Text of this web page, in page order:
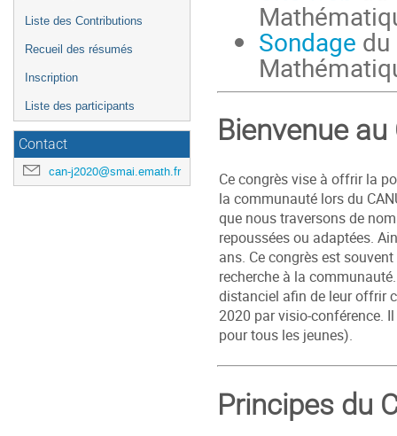
Liste des Contributions
Recueil des résumés
Inscription
Liste des participants
Contact
can-j2020@smai.emath.fr
Sondage du
Bienvenue
Ce congrès vise à offrir la
la communauté lors du
que nous traversons de
repoussées ou adaptées.
ans. Ce congrès est
recherche à la
distanciel afin de leur offrir
2020 par visio-conférence.
pour tous les jeunes).
Principes du